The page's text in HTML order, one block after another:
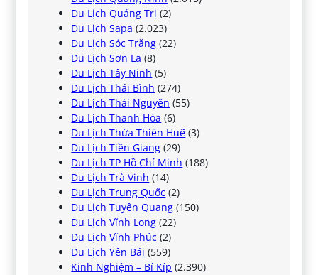
Du Lịch Quảng Trị (2)
Du Lịch Sapa (2.023)
Du Lịch Sóc Trăng (22)
Du Lịch Sơn La (8)
Du Lịch Tây Ninh (5)
Du Lịch Thái Bình (274)
Du Lịch Thái Nguyên (55)
Du Lịch Thanh Hóa (6)
Du Lịch Thừa Thiên Huế (3)
Du Lịch Tiền Giang (29)
Du Lịch TP Hồ Chí Minh (188)
Du Lịch Trà Vinh (14)
Du Lịch Trung Quốc (2)
Du Lịch Tuyên Quang (150)
Du Lịch Vĩnh Long (22)
Du Lịch Vĩnh Phúc (2)
Du Lịch Yên Bái (559)
Kinh Nghiệm – Bí Kíp (2.390)